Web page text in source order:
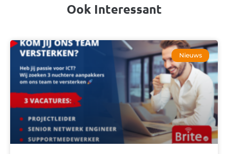
Ook Interessant
Nieuws